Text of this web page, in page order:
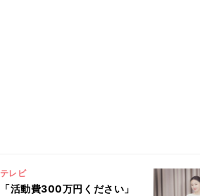
テレビ
「活動費300万円ください」